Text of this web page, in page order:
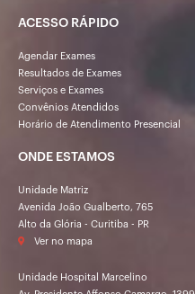
ACESSO RÁPIDO
Agendar Exames
Resultados de Exames
Serviços e Exames
Convênios Atendidos
Horário de Atendimento Presencial
ONDE ESTAMOS
Unidade Matriz
Avenida João Gualberto, 765
Alto da Glória - Curitiba - PR
Ver no mapa
Unidade Hospital Marcelino